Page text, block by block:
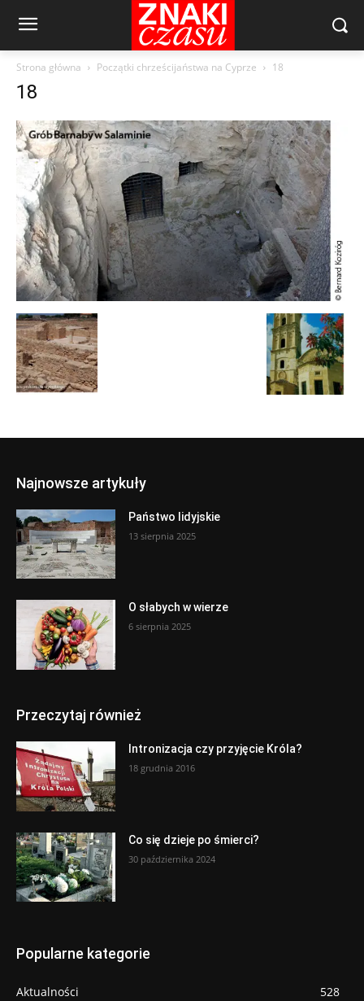
Strona główna Początki chrześcijaństwa na Cyprze 18
18
Najnowsze artykuły
Państwo lidyjskie
13 sierpnia 2025
O słabych w wierze
6 sierpnia 2025
Przeczytaj również
Intronizacja czy przyjęcie Króla?
18 grudnia 2016
Co się dzieje po śmierci?
30 października 2024
Popularne kategorie
Aktualności
528